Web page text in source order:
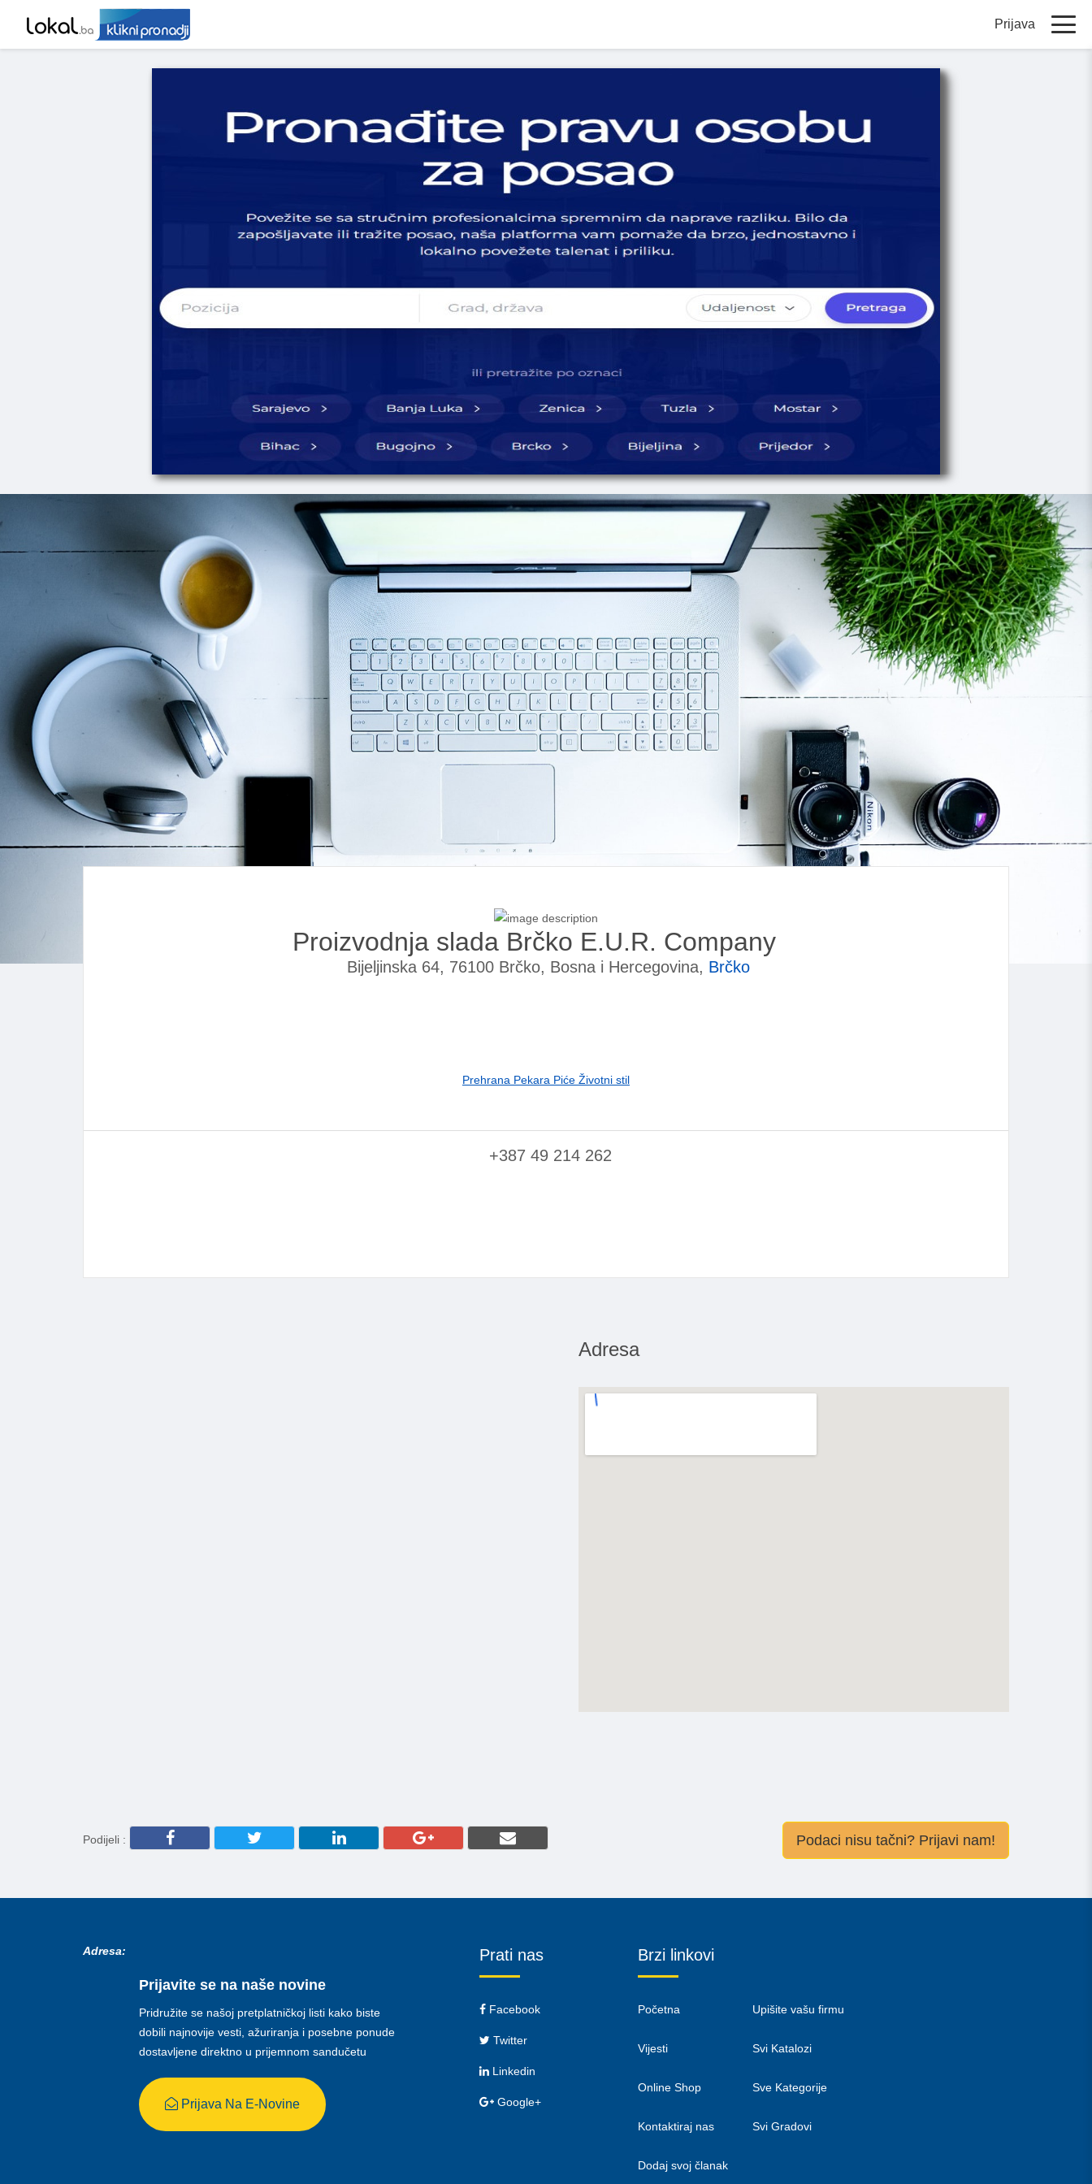
Prijava
Proizvodnja slada Brčko E.U.R. Company
Bijeljinska 64, 76100 Brčko, Bosna i Hercegovina, Brčko
Prehrana Pekara Piće Životni stil
+387 49 214 262
Adresa
Podijeli : Podaci nisu tačni? Prijavi nam!
Adresa:
Prijavite se na naše novine
Pridružite se našoj pretplatničkoj listi kako biste
dobili najnovije vesti, ažuriranja i posebne ponude
dostavljene direktno u prijemnom sandučetu
Prijava Na E-Novine
Prati nas
Facebook
Twitter
Linkedin
Google+
Brzi linkovi
Početna
Vijesti
Online Shop
Kontaktiraj nas
Dodaj svoj članak
Upišite vašu firmu
Svi Katalozi
Sve Kategorije
Svi Gradovi